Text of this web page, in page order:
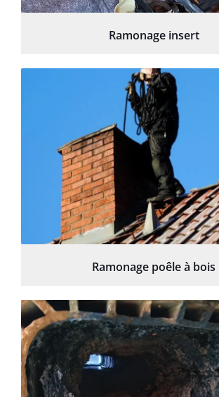
Ramonage insert
Ramonage poêle à bois